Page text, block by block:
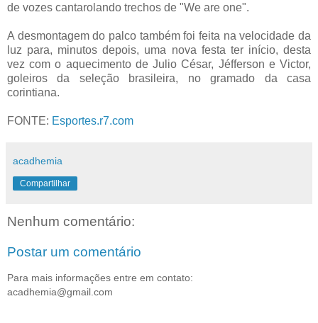
de vozes cantarolando trechos de "We are one".
A desmontagem do palco também foi feita na velocidade da
luz para, minutos depois, uma nova festa ter início, desta
vez com o aquecimento de Julio César, Jéfferson e Victor,
goleiros da seleção brasileira, no gramado da casa
corintiana.
FONTE: Esportes.r7.com
acadhemia
Compartilhar
Nenhum comentário:
Postar um comentário
Para mais informações entre em contato:
acadhemia@gmail.com